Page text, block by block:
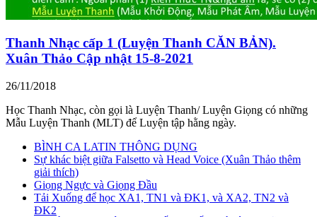
Thanh Nhạc cấp 1 (Luyện Thanh CĂN BẢN).
Xuân Thảo Cập nhật 15-8-2021
26/11/2018
Học Thanh Nhạc, còn gọi là Luyện Thanh/ Luyện Giọng có những
Mẫu Luyện Thanh (MLT) để Luyện tập hằng ngày.
BÌNH CA LATIN THÔNG DỤNG
Sự khác biệt giữa Falsetto và Head Voice (Xuân Thảo thêm
giải thích)
Giọng Ngực và Giọng Đầu
Tải Xuống để học XA1, TN1 và ĐK1, và XA2, TN2 và
ĐK2